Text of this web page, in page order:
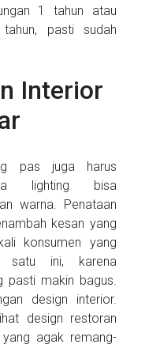
1 tahun atau
pasti sudah
pas juga harus
lighting bisa
warna. Penataan
kesan yang
konsumen yang
satu ini, karena
pasti makin bagus.
design interior.
design restoran
agak remang-